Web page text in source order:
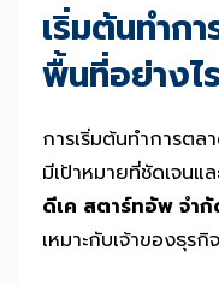
เริ่มต้นทำก
พื้นที่อย่างไ
การเริ่มต้นทำการตล
มีเป้าหมายที่ชัดเจนแ
ดีเค สตาร์ทอัพ จำกั
เหมาะกับเจ้าของธุรกิ